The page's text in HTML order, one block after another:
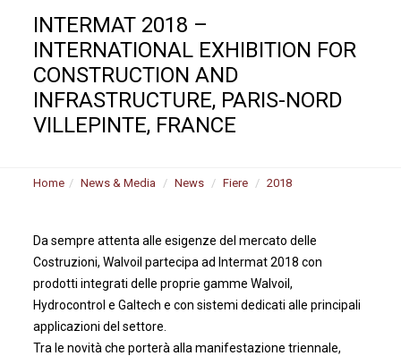
INTERMAT 2018 –
INTERNATIONAL EXHIBITION FOR
CONSTRUCTION AND
INFRASTRUCTURE, PARIS-NORD
VILLEPINTE, FRANCE
Home News & Media News Fiere 2018
Da sempre attenta alle esigenze del mercato delle
Costruzioni, Walvoil partecipa ad Intermat 2018 con
prodotti integrati delle proprie gamme Walvoil,
Hydrocontrol e Galtech e con sistemi dedicati alle principali
applicazioni del settore.
Tra le novità che porterà alla manifestazione triennale,